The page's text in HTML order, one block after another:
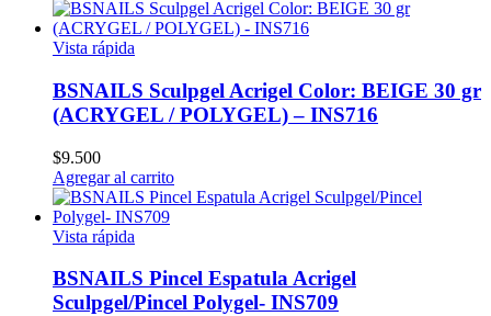
Vista rápida
BSNAILS Sculpgel Acrigel Color: BEIGE 30 gr
(ACRYGEL / POLYGEL) – INS716
$9.500
Agregar al carrito
Vista rápida
BSNAILS Pincel Espatula Acrigel
Sculpgel/Pincel Polygel- INS709